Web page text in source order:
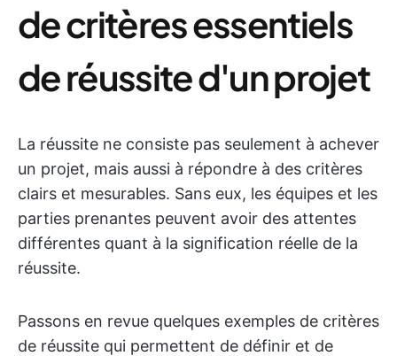
de critères essentiels
de réussite d'un projet
La réussite ne consiste pas seulement à achever
un projet, mais aussi à répondre à des critères
clairs et mesurables. Sans eux, les équipes et les
parties prenantes peuvent avoir des attentes
différentes quant à la signification réelle de la
réussite.
Passons en revue quelques exemples de critères
de réussite qui permettent de définir et de